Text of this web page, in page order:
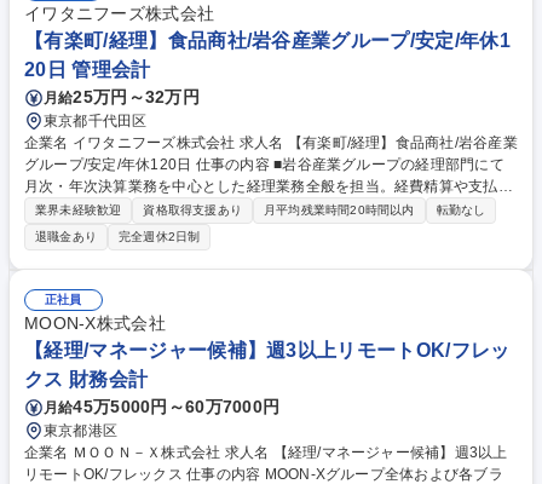
イワタニフーズ株式会社
【有楽町/経理】食品商社/岩谷産業グループ/安定/年休1
20日 管理会計
月給25万円～32万円
東京都千代田区
企業名 イワタニフーズ株式会社 求人名 【有楽町/経理】食品商社/岩谷産業
グループ/安定/年休120日 仕事の内容 ■岩谷産業グループの経理部門にて
月次・年次決算業務を中心とした経理業務全般を担当。経費精算や支払処
理などの日常業務から決算業務まで幅広く経験できます。 【日次業務】■
出納業務■売掛金・買掛金管理■資金繰り■伝票入力・管理■経費精算のチ
ェック・処理（月3回振込）■海外送金手配■為替管理 【月次業務】■売掛
金・買掛金管理■勘定科目明細書作成・管理■・財務諸表の作成・親会社へ
の月次報告 【年次業務】■決算対応■税務申告書の作成サポート※申告作
業は外部顧問税理対応■固定資産・リース管理 【その他】■内部および外
部監査対応■経理システム等の切替対応 募集職種 【有楽町/経理】食品商
社/岩谷産業グループ/安定/年休120日
業界未経験歓迎 資格取得支援あり 月平均残業時間20時間以内
転勤なし
退職金あり
完全週休2日制
正社員
MOON-X株式会社
【経理/マネージャー候補】週3以上リモートOK/フレッ
クス 財務会計
月給45万5000円～60万7000円
東京都港区
企業名 ＭＯＯＮ－Ｘ株式会社 求人名 【経理/マネージャー候補】週3以上
リモートOK/フレックス 仕事の内容 MOON-Xグループ全体および各ブラ